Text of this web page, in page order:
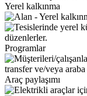
Yerel kalkınma
Programlar
Araç paylaşımı